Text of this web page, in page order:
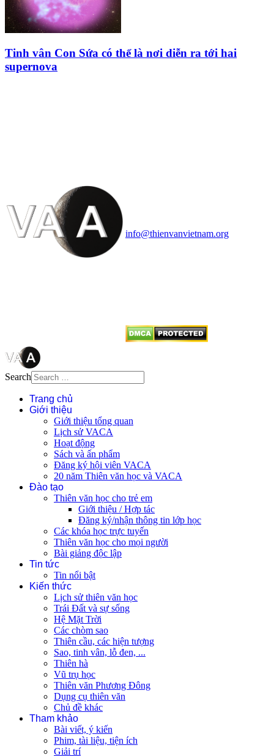
Tinh vân Con Sứa có thể là nơi diễn ra tới hai
supernova
info@thienvanvietnam.org
Search
Trang chủ
Giới thiệu
Giới thiệu tổng quan
Lịch sử VACA
Hoạt động
Sách và ấn phẩm
Đăng ký hội viên VACA
20 năm Thiên văn học và VACA
Đào tạo
Thiên văn học cho trẻ em
Giới thiệu / Hợp tác
Đăng ký/nhận thông tin lớp học
Các khóa học trực tuyến
Thiên văn học cho mọi người
Bài giảng độc lập
Tin tức
Tin nổi bật
Kiến thức
Lịch sử thiên văn học
Trái Đất và sự sống
Hệ Mặt Trời
Các chòm sao
Thiên cầu, các hiện tượng
Sao, tinh vân, lỗ đen, ...
Thiên hà
Vũ trụ học
Thiên văn Phương Đông
Dụng cụ thiên văn
Chủ đề khác
Tham khảo
Bài viết, ý kiến
Phim, tài liệu, tiện ích
Giải trí